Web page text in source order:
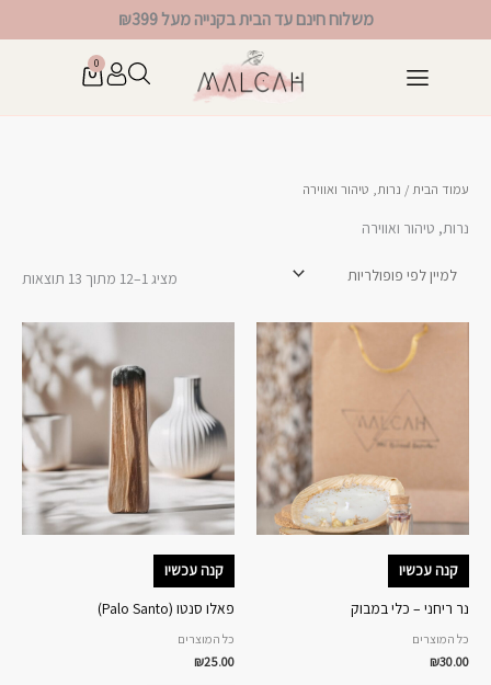
לתוכן
משלוח חינם עד הבית בקנייה מעל ₪399
0
עגלת
עמוד הבית / נרות, טיהור ואווירה
נרות, טיהור ואווירה
מציג 1–12 מתוך 13 תוצאות
קנה עכשיו
נר ריחני – כלי במבוק
כל המוצרים
₪30.00
קנה עכשיו
פאלו סנטו (Palo Santo)
כל המוצרים
₪25.00